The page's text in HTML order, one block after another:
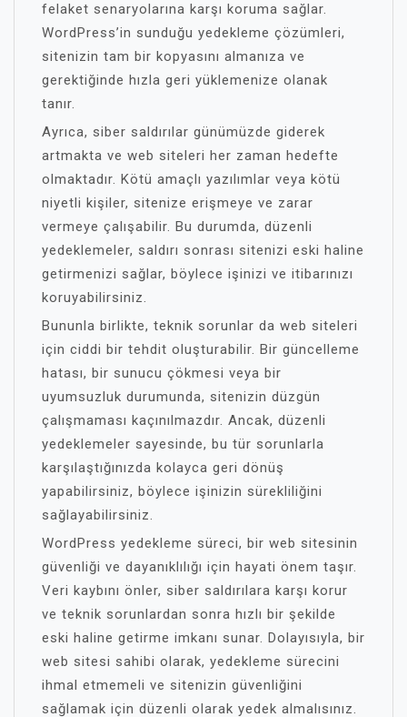
felaket senaryolarına karşı koruma sağlar.
WordPress’in sunduğu yedekleme çözümleri,
sitenizin tam bir kopyasını almanıza ve
gerektiğinde hızla geri yüklemenize olanak
tanır.
Ayrıca, siber saldırılar günümüzde giderek
artmakta ve web siteleri her zaman hedefte
olmaktadır. Kötü amaçlı yazılımlar veya kötü
niyetli kişiler, sitenize erişmeye ve zarar
vermeye çalışabilir. Bu durumda, düzenli
yedeklemeler, saldırı sonrası sitenizi eski haline
getirmenizi sağlar, böylece işinizi ve itibarınızı
koruyabilirsiniz.
Bununla birlikte, teknik sorunlar da web siteleri
için ciddi bir tehdit oluşturabilir. Bir güncelleme
hatası, bir sunucu çökmesi veya bir
uyumsuzluk durumunda, sitenizin düzgün
çalışmaması kaçınılmazdır. Ancak, düzenli
yedeklemeler sayesinde, bu tür sorunlarla
karşılaştığınızda kolayca geri dönüş
yapabilirsiniz, böylece işinizin sürekliliğini
sağlayabilirsiniz.
WordPress yedekleme süreci, bir web sitesinin
güvenliği ve dayanıklılığı için hayati önem taşır.
Veri kaybını önler, siber saldırılara karşı korur
ve teknik sorunlardan sonra hızlı bir şekilde
eski haline getirme imkanı sunar. Dolayısıyla, bir
web sitesi sahibi olarak, yedekleme sürecini
ihmal etmemeli ve sitenizin güvenliğini
sağlamak için düzenli olarak yedek almalısınız.